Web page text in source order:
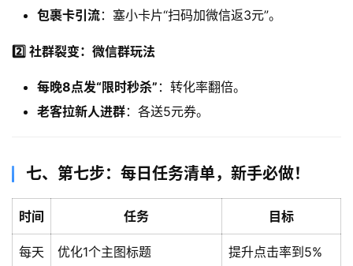
包裹卡引流：塞小卡片“扫码加微信返3元”。
2️⃣ 社群裂变：微信群玩法
每晚8点发“限时秒杀”​ ：转化率翻倍。
老客拉新人进群：各送5元券。
​七、第七步：每日任务清单，新手必做！​
​时间 ​任务 ​目标
​每天 优化1个主图标题 提升点击率到5%